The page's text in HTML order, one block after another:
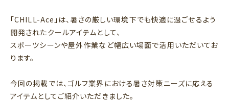
「CHILL-Ace」は、暑さの厳しい環境下でも快適に過ごせるよう
開発されたクールアイテムとして、
スポーツシーンや屋外作業など幅広い場面で活用いただいてお
ります。
今回の掲載では、ゴルフ業界における暑さ対策ニーズに応える
アイテムとしてご紹介いただきました。